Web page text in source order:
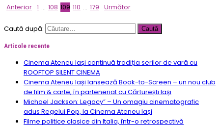
Anterior 1 … 108 109 110 … 179 Următor
Caută după:
Articole recente
Cinema Ateneu Iași continuă tradiția serilor de vară cu
ROOFTOP SILENT CINEMA
Cinema Ateneu Iași lansează Book-to-Screen – un nou club
de film & carte, în parteneriat cu Cărturești Iași
Michael Jackson: Legacy” – Un omagiu cinematografic
adus Regelui Pop, la Cinema Ateneu Iași
Filme politice clasice din Italia, într-o retrospectivă